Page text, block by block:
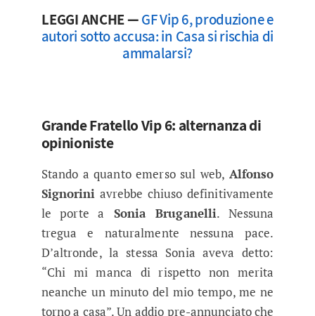
LEGGI ANCHE —GF Vip 6, produzione e
autori sotto accusa: in Casa si rischia di
ammalarsi?
Grande Fratello Vip 6: alternanza di
opinioniste
Stando a quanto emerso sul web, Alfonso
Signorini avrebbe chiuso definitivamente
le porte a Sonia Bruganelli. Nessuna
tregua e naturalmente nessuna pace.
D’altronde, la stessa Sonia aveva detto:
“Chi mi manca di rispetto non merita
neanche un minuto del mio tempo, me ne
torno a casa”. Un addio pre-annunciato che